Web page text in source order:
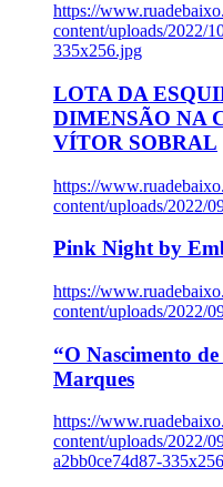
https://
content/uploads/2022/
335x256.jpg
LOTA DA
DIMENSÃO NA
VÍTOR SOBRAL
https://
content/uploads/2022/
Pink Night by
https://
content/uploads/2022/
“O Nascimento
Marques
https://
content/uploads/2022/
a2bb0ce74d87-